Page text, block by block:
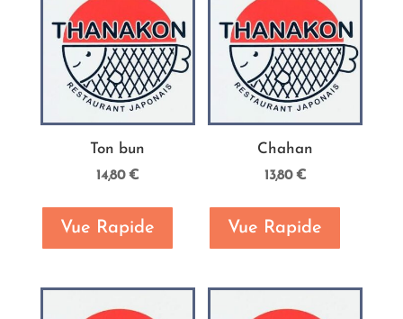
Ton bun
14,80€
Vue Rapide
Chahan
13,80€
Vue Rapide